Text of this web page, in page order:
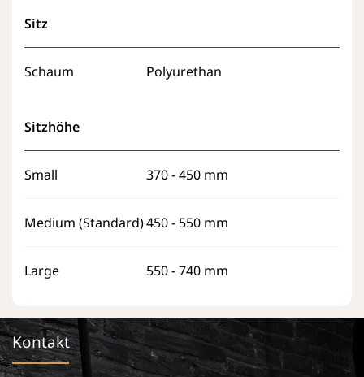
Sitz
Schaum Polyurethan
Sitzhöhe
Small 370 - 450 mm
Medium (Standard)450 - 550 mm
Large 550 - 740 mm
Kontakt